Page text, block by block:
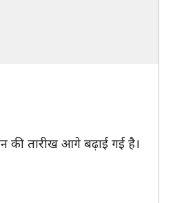
की तारीख आगे बढ़ाई गई है।